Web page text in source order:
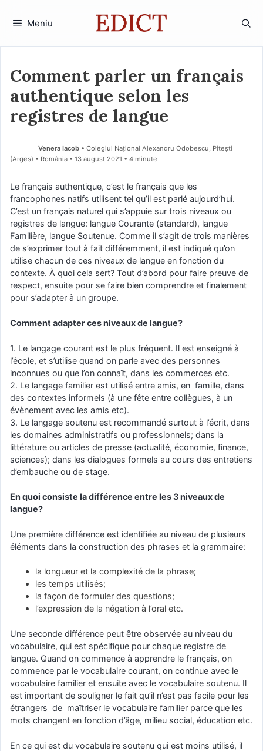
Meniu
Comment parler un français
authentique selon les
registres de langue
Venera Iacob • Colegiul Național Alexandru Odobescu, Pitești
(Argeş) • România
13 august 2021 • 4 minute
Le français authentique, c’est le français que les
francophones natifs utilisent tel qu’il est parlé aujourd’hui.
C’est un français naturel qui s’appuie sur trois niveaux ou
registres de langue: langue Courante (standard), langue
Familière, langue Soutenue. Comme il s’agit de trois manières
de s’exprimer tout à fait différemment, il est indiqué qu’on
utilise chacun de ces niveaux de langue en fonction du
contexte. À quoi cela sert? Tout d’abord pour faire preuve de
respect, ensuite pour se faire bien comprendre et finalement
pour s’adapter à un groupe.
Comment adapter ces niveaux de langue?
1. Le langage courant est le plus fréquent. Il est enseigné à
l’école, et s’utilise quand on parle avec des personnes
inconnues ou que l’on connaît, dans les commerces etc.
2. Le langage familier est utilisé entre amis, en famille, dans
des contextes informels (à une fête entre collègues, à un
évènement avec les amis etc).
3. Le langage soutenu est recommandé surtout à l’écrit, dans
les domaines administratifs ou professionnels; dans la
littérature ou articles de presse (actualité, économie, finance,
sciences); dans les dialogues formels au cours des entretiens
d’embauche ou de stage.
En quoi consiste la différence entre les 3 niveaux de
langue?
Une première différence est identifiée au niveau de plusieurs
éléments dans la construction des phrases et la grammaire:
la longueur et la complexité de la phrase;
les temps utilisés;
la façon de formuler des questions;
l’expression de la négation à l’oral etc.
Une seconde différence peut ȇtre observée au niveau du
vocabulaire, qui est spécifique pour chaque registre de
langue. Quand on commence à apprendre le français, on
commence par le vocabulaire courant, on continue avec le
vocabulaire familier et ensuite avec le vocabulaire soutenu. Il
est important de souligner le fait qu’il n’est pas facile pour les
étrangers de maîtriser le vocabulaire familier parce que les
mots changent en fonction d’âge, milieu social, éducation etc.
En ce qui est du vocabulaire soutenu qui est moins utilisé, il